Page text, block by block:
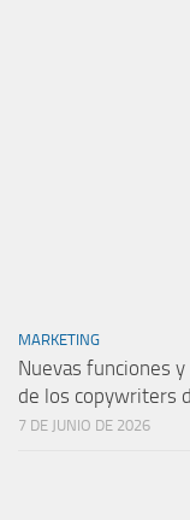
MARKETING
Nuevas funciones
de los copywriters
7 DE JUNIO DE 2026